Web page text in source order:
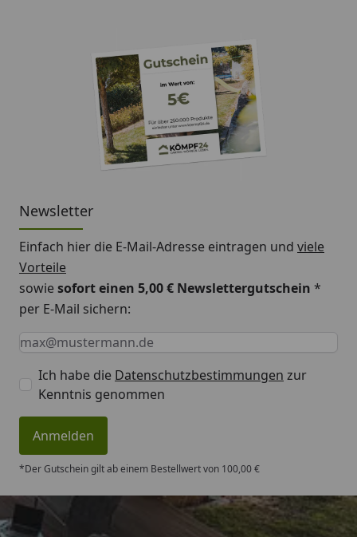
Newsletter
Einfach hier die E-Mail-Adresse eintragen und viele
Vorteile
sowiesofort einen 5,00 € Newslettergutschein *
per E-Mail sichern:
Keine Eingabe erforderlich
Eingabe erforderlich
E-Mail *
Ich habe die Datenschutzbestimmungen zur
Kenntnis genommen
Anmelden
*Der Gutschein gilt ab einem Bestellwert von 100,00 €